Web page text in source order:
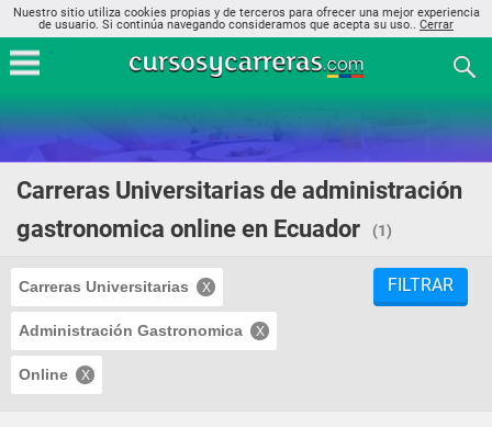
Nuestro sitio utiliza cookies propias y de terceros para ofrecer una mejor experiencia
de usuario. Si continúa navegando consideramos que acepta su uso.. Cerrar
Carreras Universitarias de administración
gastronomica online en Ecuador
(1)
Carreras Universitarias
Administración Gastronomica
Online
FILTRAR